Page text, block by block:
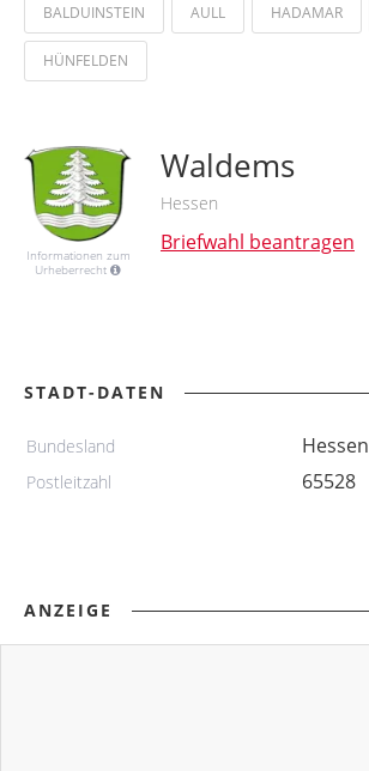
BALDUINSTEIN AULL HADAMAR
HÜNFELDEN
Informationen zum
Urheberrecht
Waldems
Hessen
Briefwahl beantragen
STADT-DATEN
Bundesland Hessen
Postleitzahl 65528
ANZEIGE